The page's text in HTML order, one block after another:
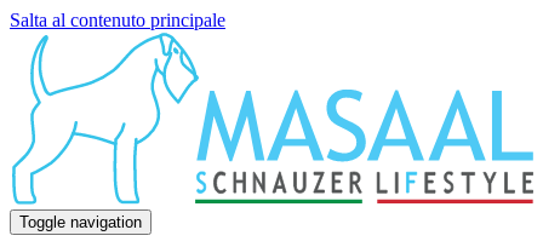
Salta al contenuto principale
Toggle navigation